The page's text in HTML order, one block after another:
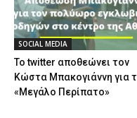
SOCIAL MEDIA
Το twitter αποθεώνει τον
Κώστα Μπακογιάννη για
«Μεγάλο Περίπατο»